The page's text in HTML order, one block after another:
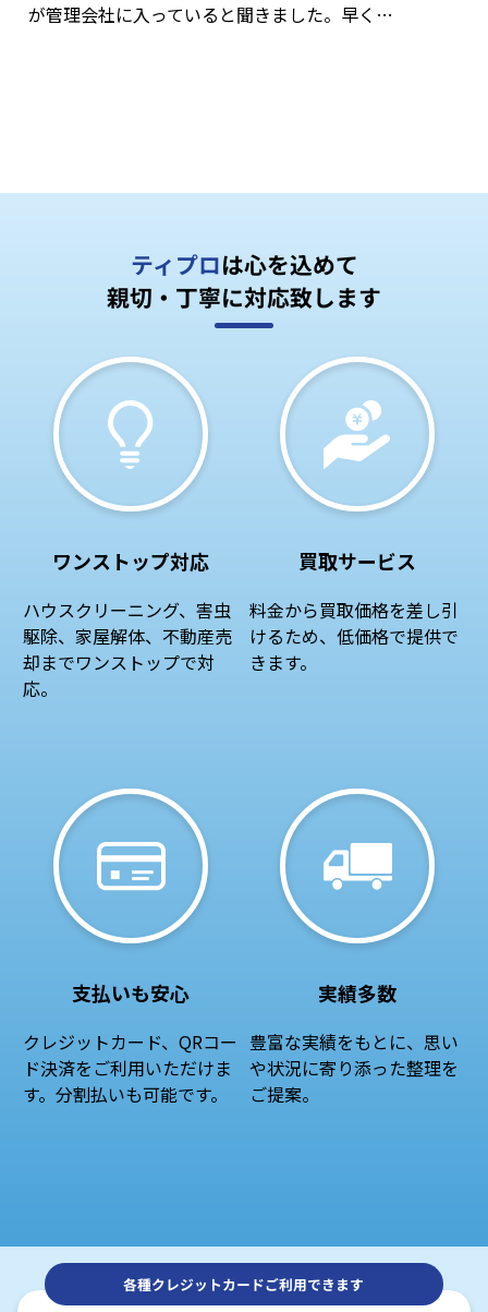
が管理会社に入っていると聞きました。早く…
ティプロは心を込めて
親切・丁寧に対応致します
ワンストップ対応
ハウスクリーニング、害虫
駆除、家屋解体、不動産売
却までワンストップで対
応。
買取サービス
料金から買取価格を差し引
けるため、低価格で提供で
きます。
支払いも安心
クレジットカード、QRコー
ド決済をご利用いただけま
す。分割払いも可能です。
実績多数
豊富な実績をもとに、思い
や状況に寄り添った整理を
ご提案。
各種クレジットカードご利用できます